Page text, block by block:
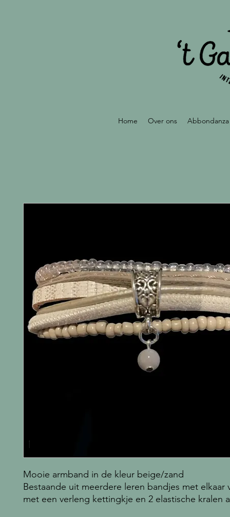
Home Over ons Abbondanza
Mooie armband in de kleur beige/zand
Bestaande uit meerdere leren bandjes met elkaar
met een verleng kettingkje en 2 elastische kralen